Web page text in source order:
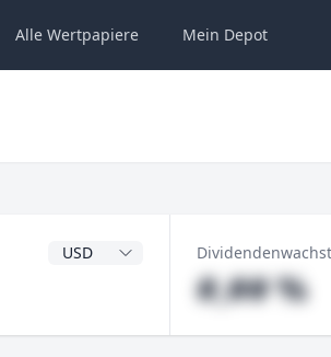
Alle Wertpapiere Mein Depot
Dividendenwährung
#,## %